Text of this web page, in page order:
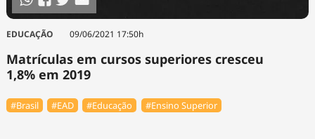
EDUCAÇÃO 09/06/2021 17:50h
Matrículas em cursos superiores cresceu
1,8% em 2019
#Brasil #EAD #Educação #Ensino Superior